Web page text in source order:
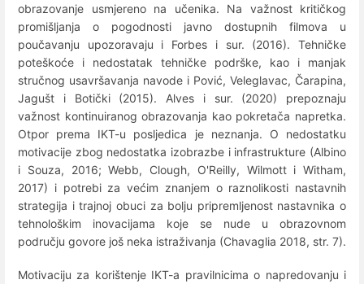
obrazovanje usmjereno na učenika. Na važnost kritičkog
promišljanja o pogodnosti javno dostupnih filmova u
poučavanju upozoravaju i Forbes i sur. (2016). Tehničke
poteškoće i nedostatak tehničke podrške, kao i manjak
stručnog usavršavanja navode i Pović, Veleglavac, Čarapina,
Jagušt i Botički (2015). Alves i sur. (2020) prepoznaju
važnost kontinuiranog obrazovanja kao pokretača napretka.
Otpor prema IKT-u posljedica je neznanja. O nedostatku
motivacije zbog nedostatka izobrazbe i infrastrukture (Albino
i Souza, 2016; Webb, Clough, O'Reilly, Wilmott i Witham,
2017) i potrebi za većim znanjem o raznolikosti nastavnih
strategija i trajnoj obuci za bolju pripremljenost nastavnika o
tehnološkim inovacijama koje se nude u obrazovnom
području govore još neka istraživanja (Chavaglia 2018, str. 7).
Motivaciju za korištenje IKT-a pravilnicima o napredovanju i